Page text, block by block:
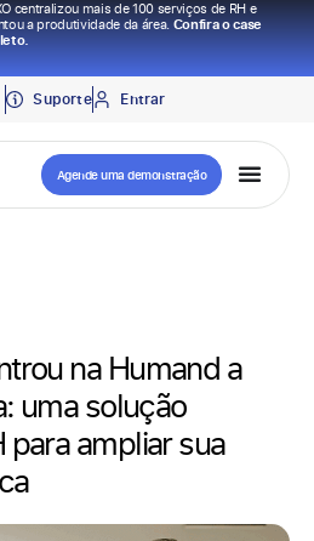
centralizou mais de 100 serviços de RH e
a produtividade da área.Confira o case
Suporte Entrar
Agende uma demonstração
na Humand a
uma solução
ampliar sua